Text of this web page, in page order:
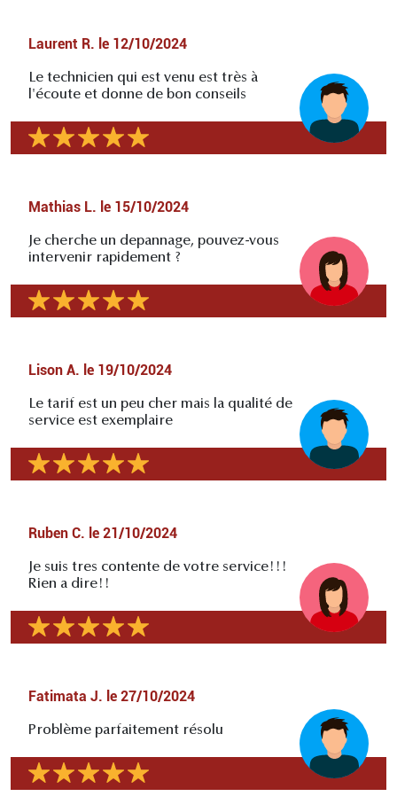
Laurent R. le 12/10/2024
Le technicien qui est venu est très à
l'écoute et donne de bon conseils
Mathias L. le 15/10/2024
Je cherche un depannage, pouvez-vous
intervenir rapidement ?
Lison A. le 19/10/2024
Le tarif est un peu cher mais la qualité de
service est exemplaire
Ruben C. le 21/10/2024
Je suis tres contente de votre service!!!
Rien a dire!!
Fatimata J. le 27/10/2024
Problème parfaitement résolu